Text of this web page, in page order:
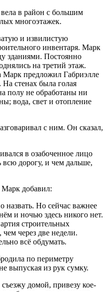
в район с большим
многоэтажек.
и извилистую
инвентаря. Марк
зданиями. Постоянно
на третий этаж.
Марк предложил Габриэлле
стенах была голая
полу не обработаны ни
вода, свет и отопление
с ним. Он сказал,
в озабоченное лицо
всю дорогу, и чем дальше,
Марк добавил:
Но сейчас важнее
и ночью здесь никого нет.
строительных
через две недели.
всё обдумать.
по периметру
выпуская из рук сумку.
домой, привезу кое-